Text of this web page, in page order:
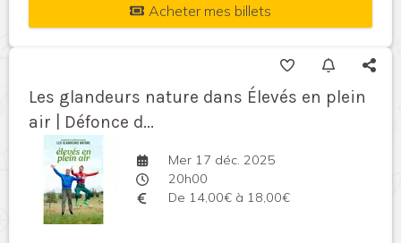
Acheter mes billets
Les glandeurs nature dans Élevés en plein
air | Défonce d...
Mer 17 déc. 2025
20h00
De 14,00€ à 18,00€